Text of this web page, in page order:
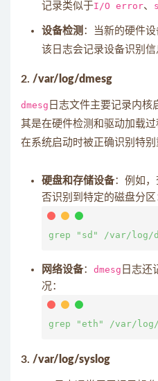
记录类似于I/O error、
设备检测 ：当新的硬件设
该日志会记录设备识别信
2. /var/log/dmesg
dmesg 日志文件主要记录内核
其是在硬件检测和驱动加载
在系统启动时被正确识别特别
硬盘和存储设备：例如
否识别到特定的磁盘分区
网络设备： dmesg 日志还
况：
3. /var/log/syslog